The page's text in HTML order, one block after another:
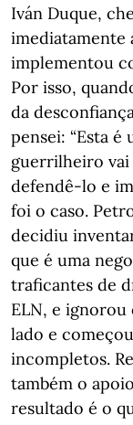
Iván Duque,
imediatamente
implementou
Por isso,
da
pensei: “Esta
guerrilheiro vai
defendê-lo e
foi o caso.
decidiu
que é uma
traficantes de
ELN, e ignorou
lado e
incompletos.
também o
resultado é o